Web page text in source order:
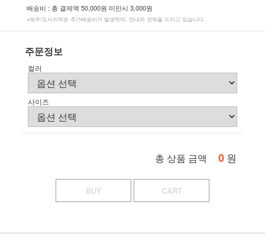
배송비 : 총 결제액 50,000원 미만시 3,000원
※제주/도서지역은 추가배송비가 발생하며, 안내차 연락을 드리고 있습니다.
주문정보
컬러
사이즈
총 상품 금액 0 원
BUY CART